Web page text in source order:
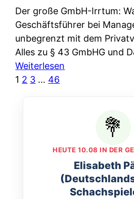
h
e
t
w
l
c
h
e
n
r
f
l
ä
u
O
Der große GmbH-Irrtum:
Geschäftsführer bei
unbegrenzt mit dem
Alles zu § 43 GmbHG und
Weiterlesen
M
t
1 2 3 … 46
HEUTE 10.08 IN DER
Elisabeth